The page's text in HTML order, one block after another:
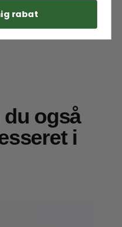
fordel ligeledes
bare lunkent vand.
du også
i
rabat